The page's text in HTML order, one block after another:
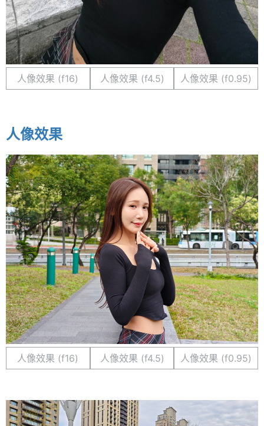
人像效果 (f16) 人像效果 (f4.5) 人像效果 (f0.95)
人像效果
人像效果 (f16) 人像效果 (f4.5) 人像效果 (f0.95)